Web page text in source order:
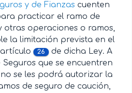
y de Fianzas cuenten
practicar el ramo de
otras operaciones o ramos,
la limitación prevista en el
26
de dicha Ley. A
que se encuentren
se les podrá autorizar la
de seguro de caución,